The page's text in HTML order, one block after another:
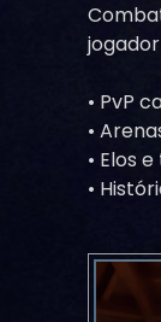
• PvP
•
• Elos
•